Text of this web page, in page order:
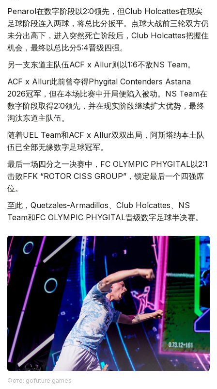
Penarol在数字阶段以2:0领先，但Club Holcattes在现实
足球阶段连入两球，将总比分扳平。点球大战前三轮双方仍
未分出高下，进入突然死亡阶段后，Club Holcattes把握住
机会，最终以总比分5:4晋级四强。
另一支东道主队伍ACF x Allur则以1:6不敌NS Team。
ACF x Allur此前曾夺得Phygital Contenders Astana
2026冠军，但在本场比赛中开局便陷入被动。NS Team在
数字阶段取得2:0领先，并在现实阶段继续扩大优势，最终
淘汰东道主队伍。
随着UEL Team和ACF x Allur双双出局，阿斯塔纳本土队
伍已全部无缘数字足球冠军。
最后一场四分之一决赛中，FC OLYMPIC PHYGITAL以2:1
击败FFK “ROTOR CISS GROUP”，锁定最后一个四强席
位。
至此，Quetzales-Armadillos、Club Holcattes、NS
Team和FC OLYMPIC PHYGITAL晋级数字足球半决赛。
Фото: gofuture.games